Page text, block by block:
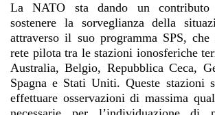
La NATO sta dando un contributo
sostenere la sorveglianza della
attraverso il suo programma SPS, che
rete pilota tra le stazioni ionosferiche
Australia, Belgio, Repubblica Ceca,
Spagna e Stati Uniti. Queste stazioni
effettuare osservazioni di massima